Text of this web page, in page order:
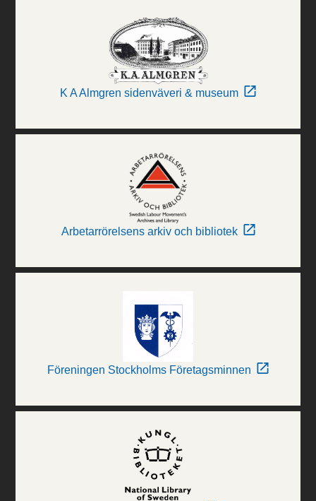
K A Almgren sidenväveri & museum
Arbetarrörelsens arkiv och bibliotek
Föreningen Stockholms Företagsminnen